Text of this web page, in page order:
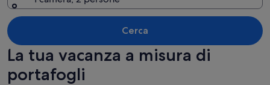
Cerca
La tua vacanza a misura di
portafogli